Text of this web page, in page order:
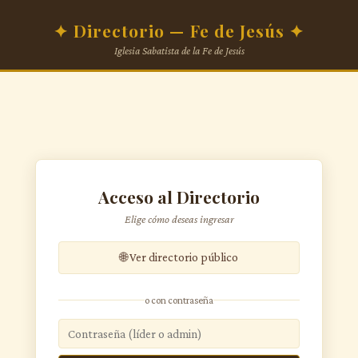
✦ Directorio — Fe de Jesús ✦
Iglesia Sabatista de la Fe de Jesús
Acceso al Directorio
Elige cómo deseas ingresar
🌐 Ver directorio público
o con contraseña